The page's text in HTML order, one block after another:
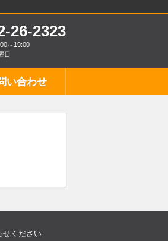
26-2323
～19:00
日
い合わせ
せください